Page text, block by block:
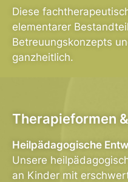
Diese
elementarer
Betreuungskonzepts
ganzheitlich.
Therapieformen
Heilpädagogische
Unsere
an Kinder mit